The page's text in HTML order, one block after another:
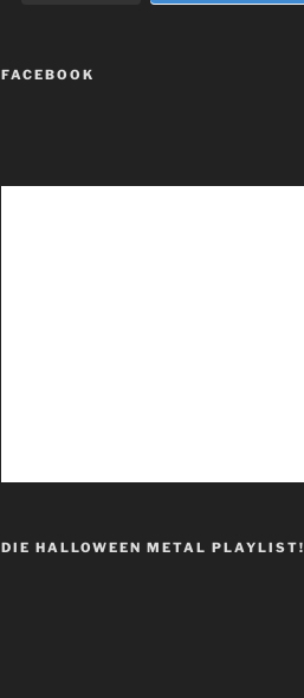
FACEBOOK
DIE HALLOWEEN METAL PLAYLIST!